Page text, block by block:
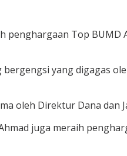
penghargaan Top BUMD
yang digagas
oleh Direktur Dana dan
juga meraih